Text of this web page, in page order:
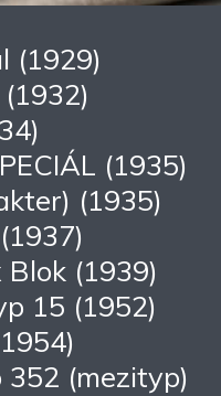
(1929)
(1935)
(1935)
(1939)
15 (1952)
(mezityp)